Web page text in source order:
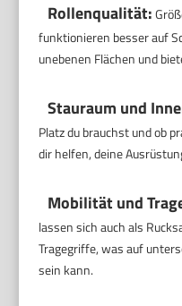
Rollenqualität:
funktionieren besser auf
unebenen Flächen und
Stauraum und
Platz du brauchst und ob
dir helfen, deine
Mobilität und
lassen sich auch als
Tragegriffe, was auf
sein kann.